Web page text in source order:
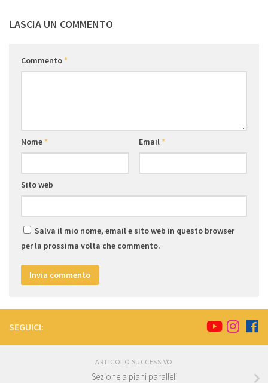
LASCIA UN COMMENTO
Commento*
Nome* Email*
Sito web
Salva il mio nome, email e sito web in questo browser
per la prossima volta che commento.
SEGUICI:
ARTICOLO SUCCESSIVO
Sezione a piani paralleli